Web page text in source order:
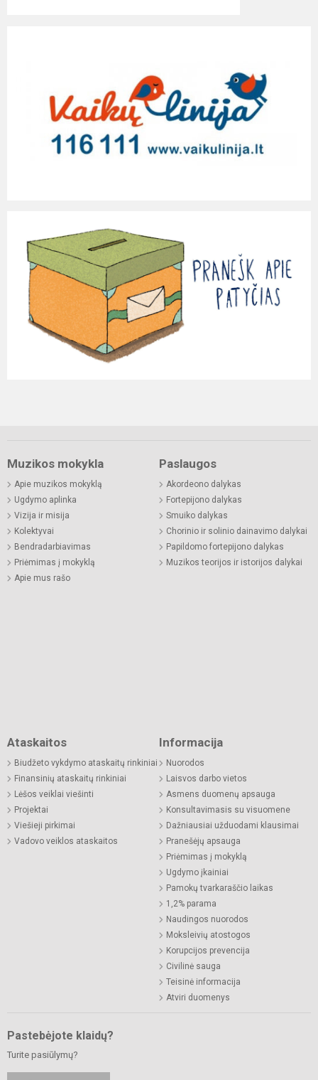
Muzikos mokykla
Apie muzikos mokyklą
Ugdymo aplinka
Vizija ir misija
Kolektyvai
Bendradarbiavimas
Priėmimas į mokyklą
Apie mus rašo
Paslaugos
Akordeono dalykas
Fortepijono dalykas
Smuiko dalykas
Chorinio ir solinio dainavimo dalykai
Papildomo fortepijono dalykas
Muzikos teorijos ir istorijos dalykai
Ataskaitos
Biudžeto vykdymo ataskaitų rinkiniai
Finansinių ataskaitų rinkiniai
Lėšos veiklai viešinti
Projektai
Viešieji pirkimai
Vadovo veiklos ataskaitos
Informacija
Nuorodos
Laisvos darbo vietos
Asmens duomenų apsauga
Konsultavimasis su visuomene
Dažniausiai užduodami klausimai
Pranešėjų apsauga
Priėmimas į mokyklą
Ugdymo įkainiai
Pamokų tvarkaraščio laikas
1,2% parama
Naudingos nuorodos
Moksleivių atostogos
Korupcijos prevencija
Civilinė sauga
Teisinė informacija
Atviri duomenys
Pastebėjote klaidų?
Turite pasiūlymų?